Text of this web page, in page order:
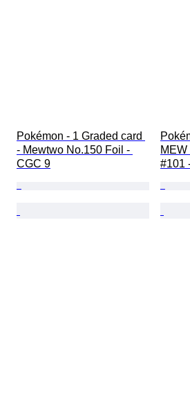
Pokémon - 1 Graded card
- Mewtwo No.150 Foil -
CGC 9
#101